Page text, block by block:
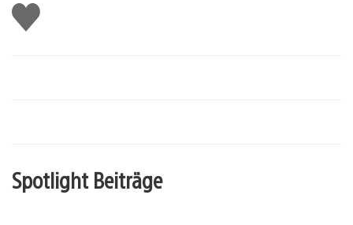
Gefällt
mir
Spotlight Beiträge